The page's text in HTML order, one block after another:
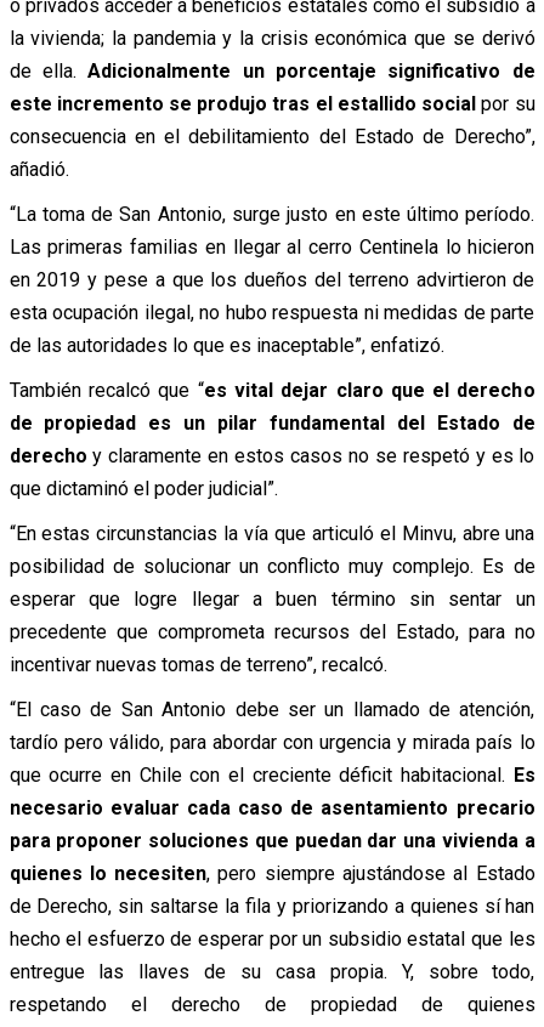
o privados acceder a beneficios estatales como el subsidio a
la vivienda; la pandemia y la crisis económica que se derivó
de ella.Adicionalmente un porcentaje significativo de
este incremento se produjo tras el estallido social por su
consecuencia en el debilitamiento del Estado de Derecho”,
añadió.
“La toma de San Antonio, surge justo en este último período.
Las primeras familias en llegar al cerro Centinela lo hicieron
en 2019 y pese a que los dueños del terreno advirtieron de
esta ocupación ilegal, no hubo respuesta ni medidas de parte
de las autoridades lo que es inaceptable”, enfatizó.
También recalcó que “es vital dejar claro que el derecho
de propiedad es un pilar fundamental del Estado de
derecho y claramente en estos casos no se respetó y es lo
que dictaminó el poder judicial”.
“En estas circunstancias la vía que articuló el Minvu, abre una
posibilidad de solucionar un conflicto muy complejo. Es de
esperar que logre llegar a buen término sin sentar un
precedente que comprometa recursos del Estado, para no
incentivar nuevas tomas de terreno”, recalcó.
“El caso de San Antonio debe ser un llamado de atención,
tardío pero válido, para abordar con urgencia y mirada país lo
que ocurre en Chile con el creciente déficit habitacional. Es
necesario evaluar cada caso de asentamiento precario
para proponer soluciones que puedan dar una vivienda a
quienes lo necesiten, pero siempre ajustándose al Estado
de Derecho, sin saltarse la fila y priorizando a quienes sí han
hecho el esfuerzo de esperar por un subsidio estatal que les
entregue las llaves de su casa propia. Y, sobre todo,
respetando el derecho de propiedad de quienes